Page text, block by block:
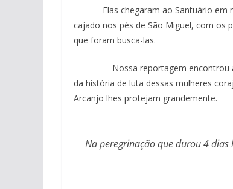
Elas chegaram ao Santuário em
cajado nos pés de São Miguel, com os
que foram busca-las.
Nossa reportagem encontrou as
da história de luta dessas mulheres
Arcanjo lhes protejam grandemente.
Na peregrinação que durou 4 dias